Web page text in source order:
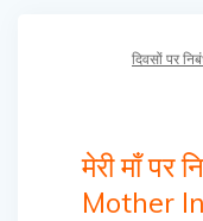
दिवसों पर
मेरी माँ पर
Mother